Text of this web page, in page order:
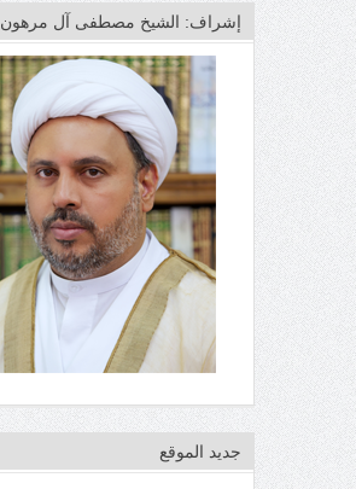
إشراف: الشيخ مصطفى آل مرهون
جديد الموقع